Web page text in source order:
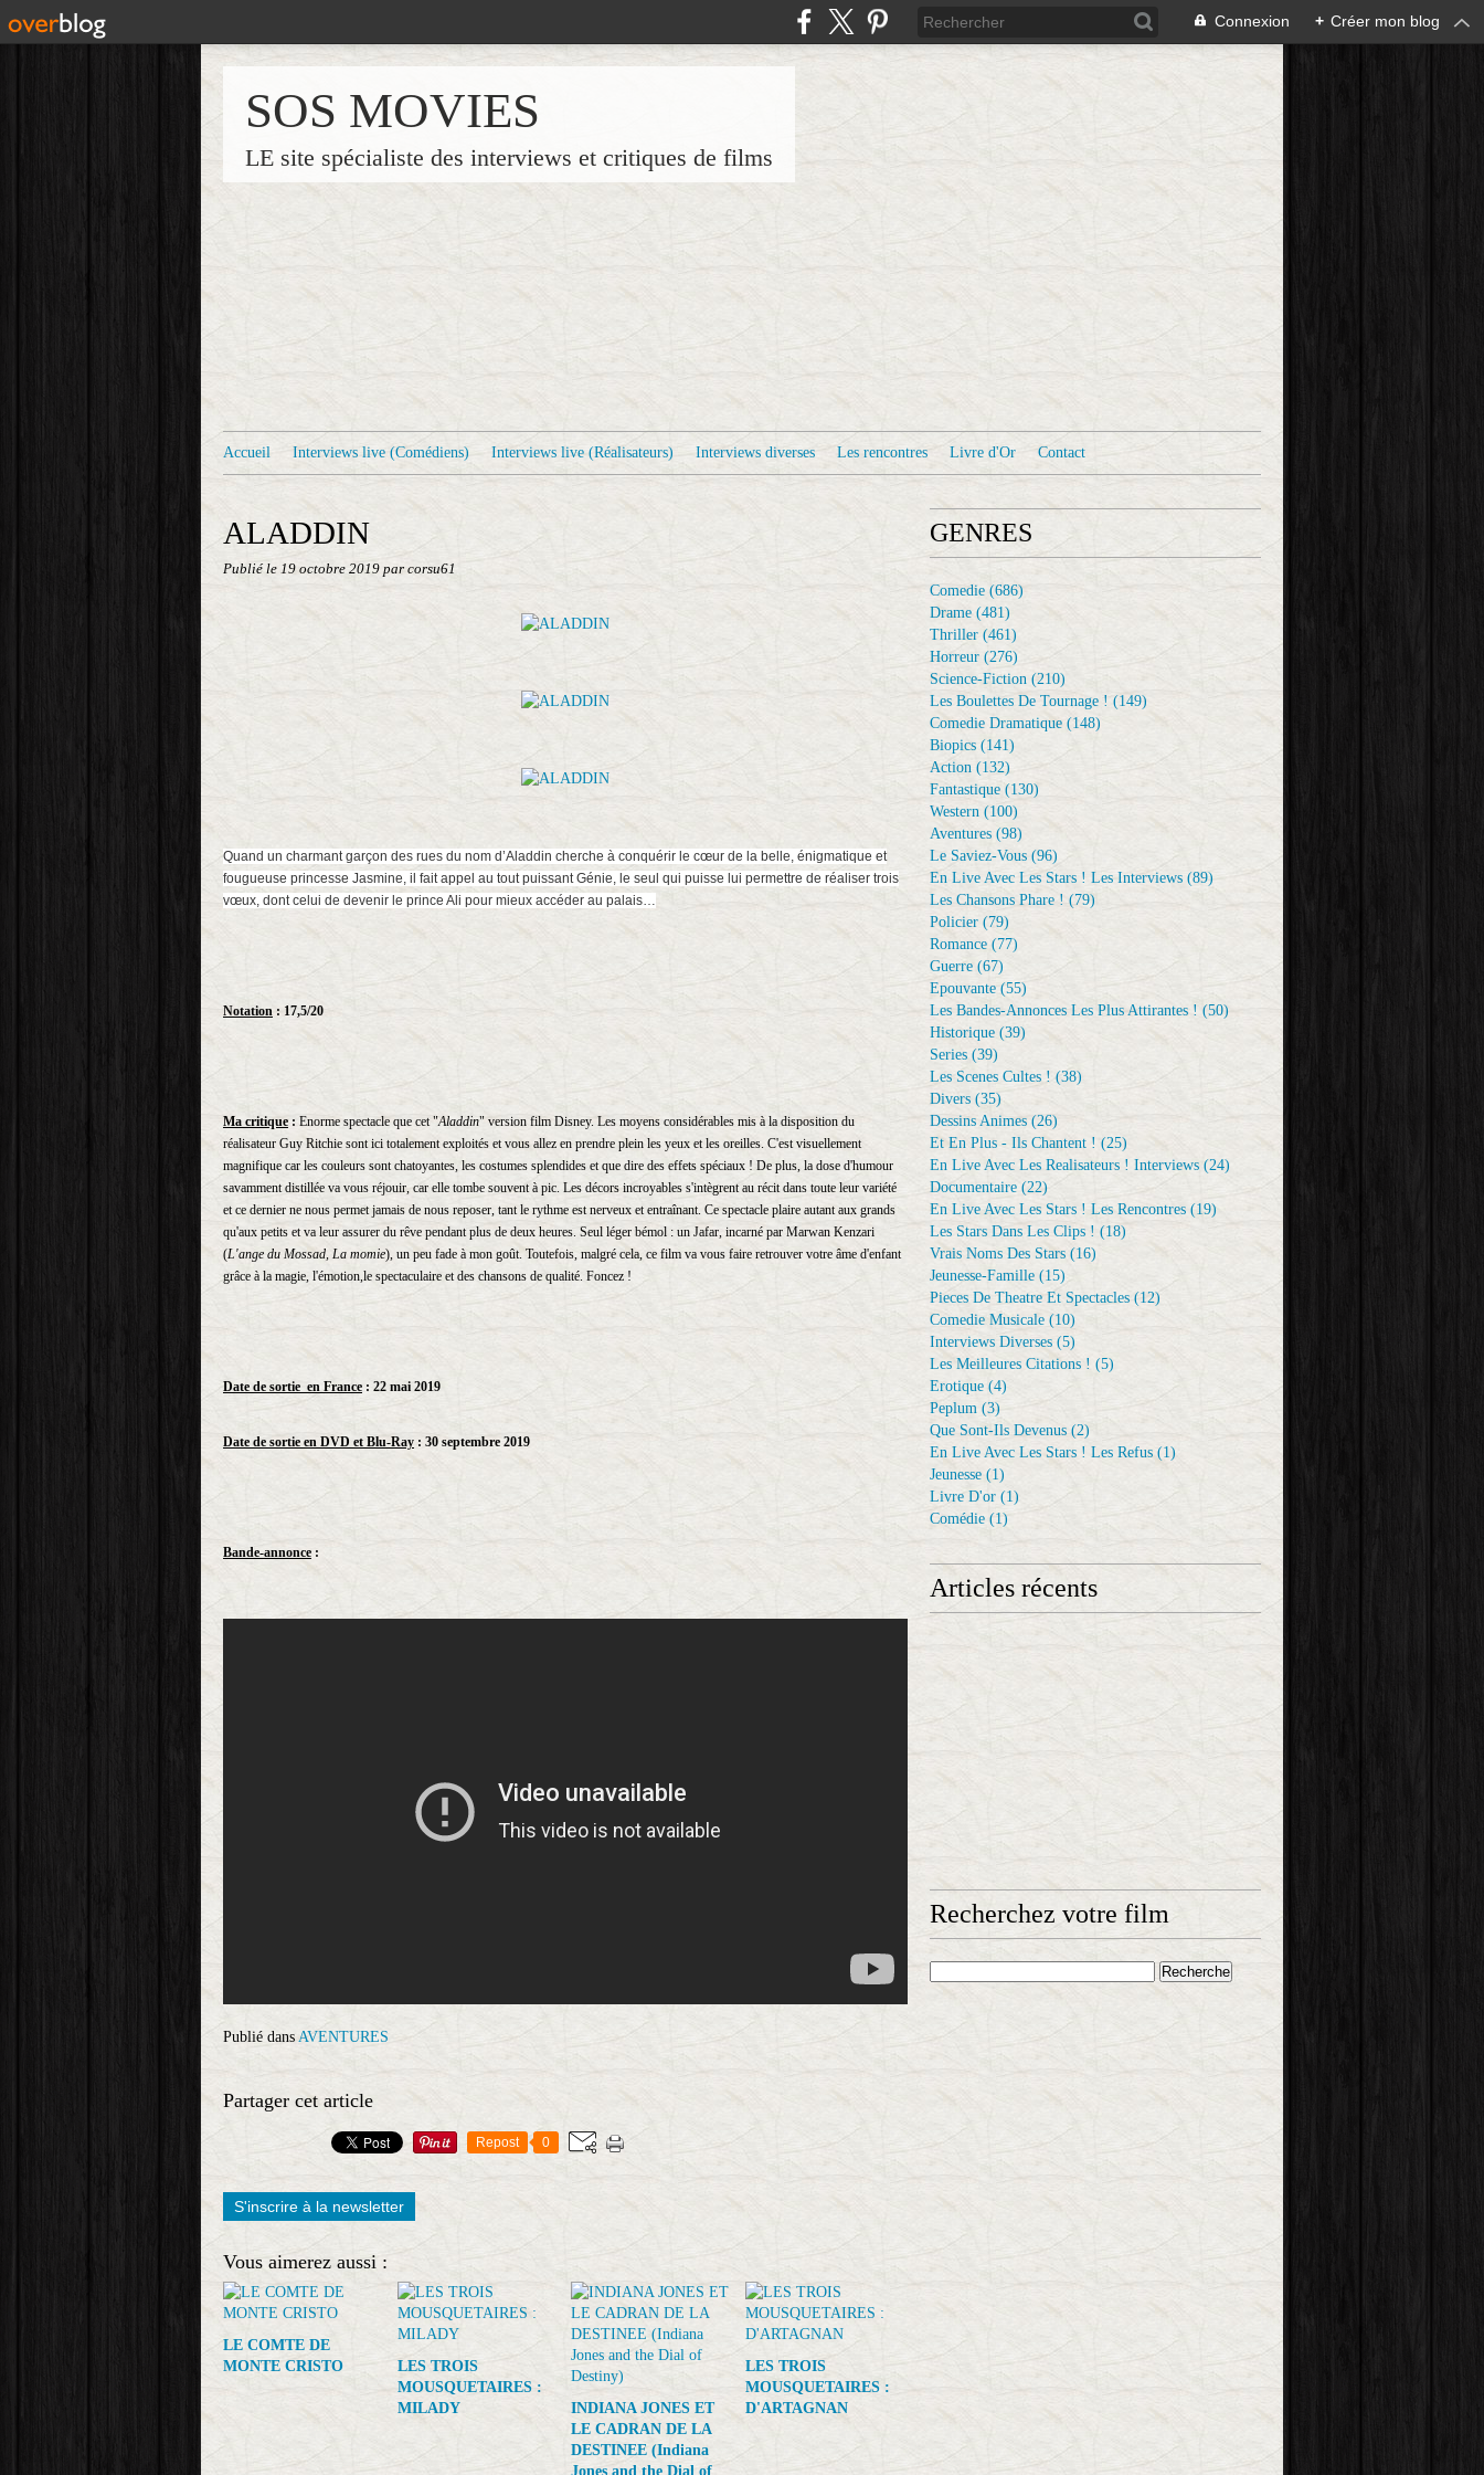
Connexion + Créer mon blog
SOS MOVIES
LE site spécialiste des interviews et critiques de films
Accueil Interviews live (Comédiens) Interviews live (Réalisateurs) Interviews diverses Les rencontres Livre d'Or Contact
ALADDIN
Publié le 19 octobre 2019 par corsu61
Quand un charmant garçon des rues du nom d’Aladdin cherche à conquérir le cœur de la belle, énigmatique et
fougueuse princesse Jasmine, il fait appel au tout puissant Génie, le seul qui puisse lui permettre de réaliser trois
vœux, dont celui de devenir le prince Ali pour mieux accéder au palais…
Notation : 17,5/20
Ma critique : Enorme spectacle que cet "Aladdin" version film Disney. Les moyens considérables mis à la disposition du
réalisateur Guy Ritchie sont ici totalement exploités et vous allez en prendre plein les yeux et les oreilles. C'est visuellement
magnifique car les couleurs sont chatoyantes, les costumes splendides et que dire des effets spéciaux ! De plus, la dose d'humour
savamment distillée va vous réjouir, car elle tombe souvent à pic. Les décors incroyables s'intègrent au récit dans toute leur variété
et ce dernier ne nous permet jamais de nous reposer, tant le rythme est nerveux et entraînant. Ce spectacle plaire autant aux grands
qu'aux petits et va leur assurer du rêve pendant plus de deux heures. Seul léger bémol : un Jafar, incarné par Marwan Kenzari
(L'ange du Mossad, La momie), un peu fade à mon goût. Toutefois, malgré cela, ce film va vous faire retrouver votre âme d'enfant
grâce à la magie, l'émotion,le spectaculaire et des chansons de qualité. Foncez !
Date de sortie en France : 22 mai 2019
Date de sortie en DVD et Blu-Ray : 30 septembre 2019
Bande-annonce :
Publié dans AVENTURES
Partager cet article
Repost 0
S'inscrire à la newsletter
Vous aimerez aussi :
LE COMTE DE
MONTE CRISTO
LES TROIS
MOUSQUETAIRES :
MILADY
INDIANA JONES ET
LE CADRAN DE LA
DESTINEE (Indiana
Jones and the Dial of
LES TROIS
MOUSQUETAIRES :
D'ARTAGNAN
GENRES
Comedie (686)
Drame (481)
Thriller (461)
Horreur (276)
Science-Fiction (210)
Les Boulettes De Tournage ! (149)
Comedie Dramatique (148)
Biopics (141)
Action (132)
Fantastique (130)
Western (100)
Aventures (98)
Le Saviez-Vous (96)
En Live Avec Les Stars ! Les Interviews (89)
Les Chansons Phare ! (79)
Policier (79)
Romance (77)
Guerre (67)
Epouvante (55)
Les Bandes-Annonces Les Plus Attirantes ! (50)
Historique (39)
Series (39)
Les Scenes Cultes ! (38)
Divers (35)
Dessins Animes (26)
Et En Plus - Ils Chantent ! (25)
En Live Avec Les Realisateurs ! Interviews (24)
Documentaire (22)
En Live Avec Les Stars ! Les Rencontres (19)
Les Stars Dans Les Clips ! (18)
Vrais Noms Des Stars (16)
Jeunesse-Famille (15)
Pieces De Theatre Et Spectacles (12)
Comedie Musicale (10)
Interviews Diverses (5)
Les Meilleures Citations ! (5)
Erotique (4)
Peplum (3)
Que Sont-Ils Devenus (2)
En Live Avec Les Stars ! Les Refus (1)
Jeunesse (1)
Livre D'or (1)
Comédie (1)
Articles récents
Recherchez votre film